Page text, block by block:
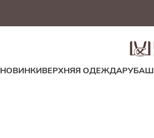
НОВИНКИВЕРХНЯЯ ОДЕЖДА